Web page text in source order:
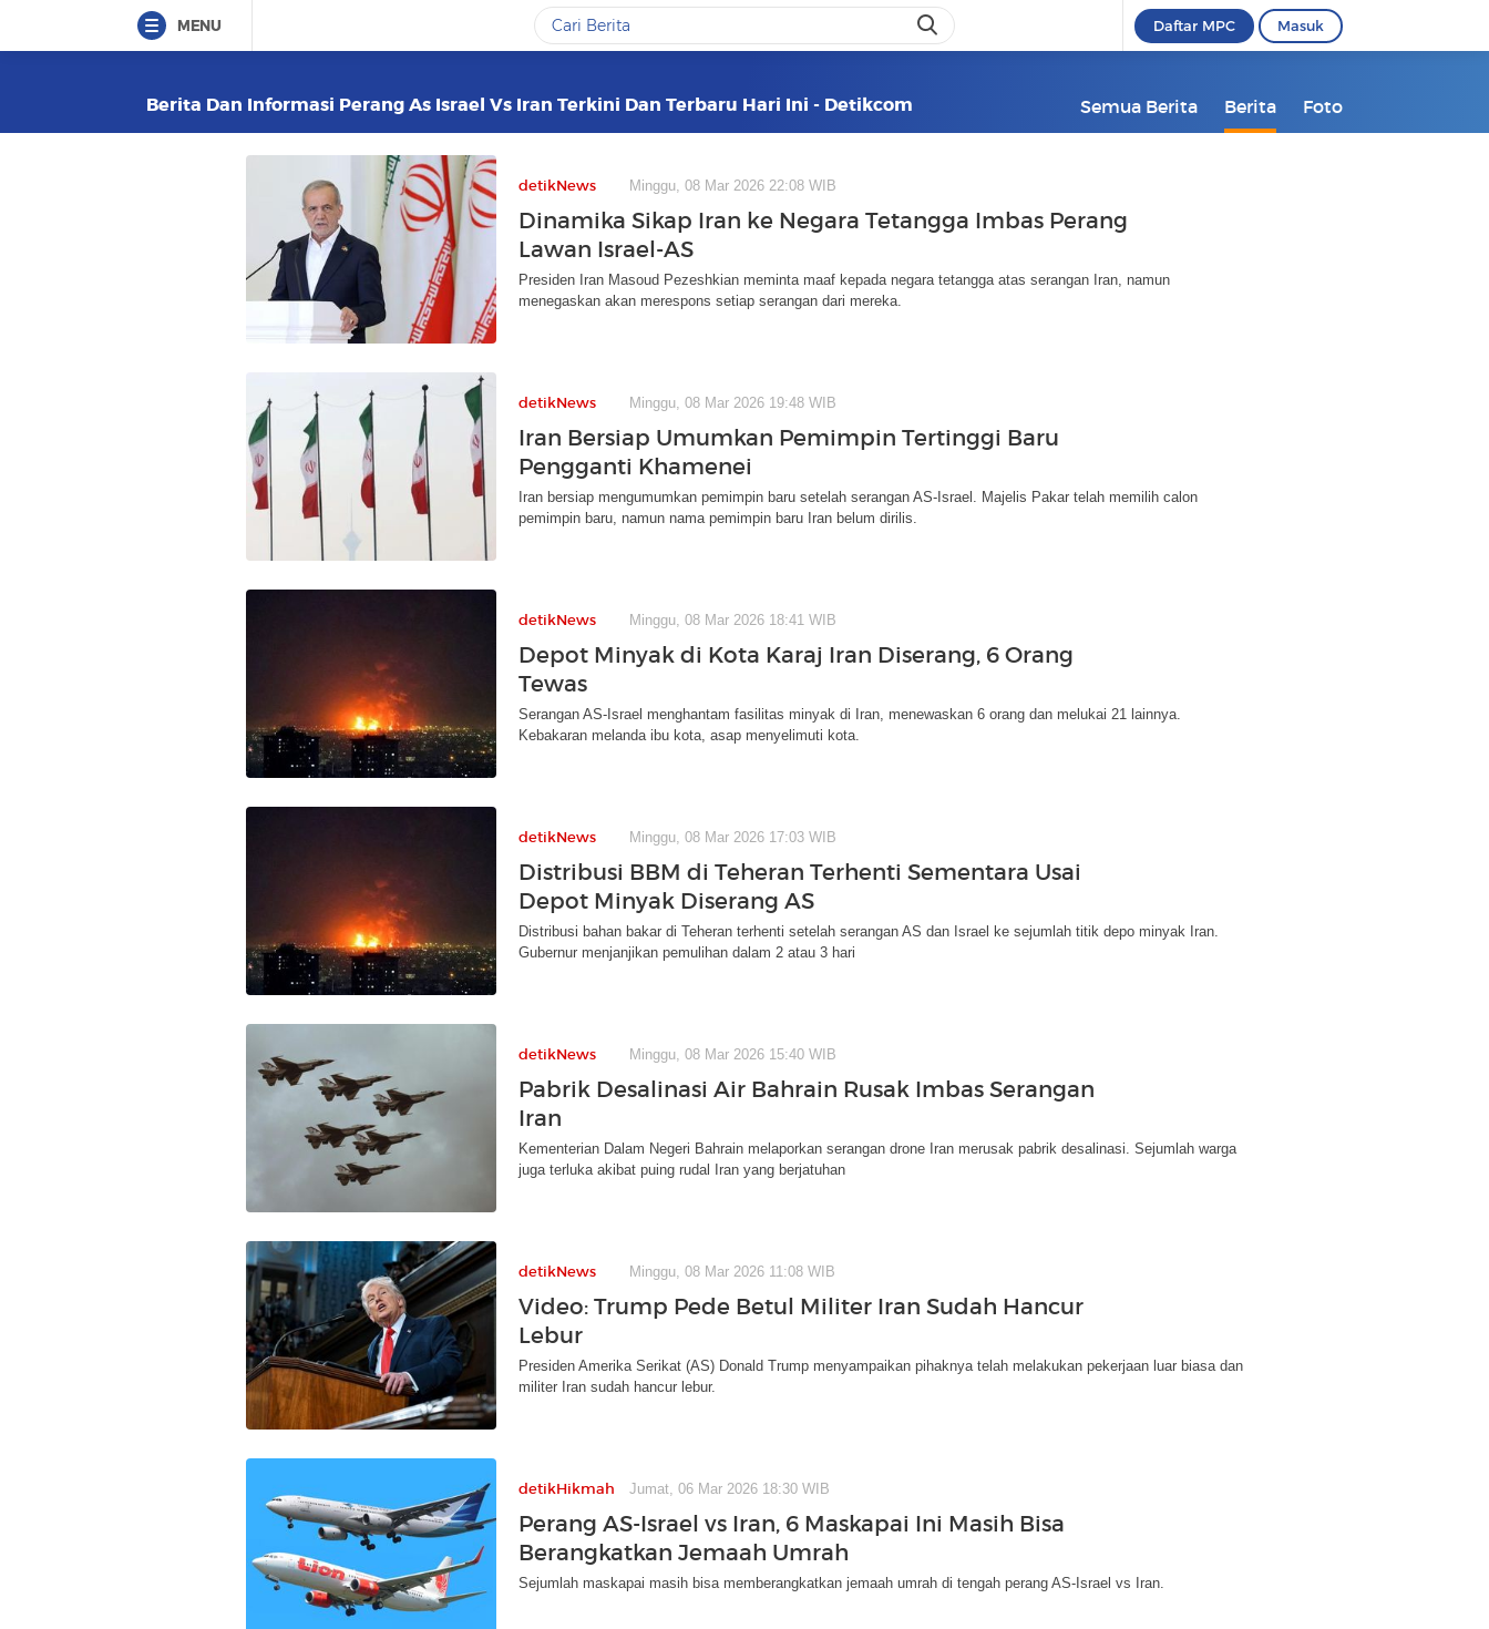
MENU Daftar MPC Masuk
Berita Dan Informasi Perang As Israel Vs Iran Terkini Dan Terbaru Hari Ini - Detikcom Semua Berita Berita Foto
detikNews Minggu, 08 Mar 2026 22:08 WIB
Dinamika Sikap Iran ke Negara Tetangga Imbas Perang
Lawan Israel-AS
Presiden Iran Masoud Pezeshkian meminta maaf kepada negara tetangga atas serangan Iran, namun
menegaskan akan merespons setiap serangan dari mereka.
detikNews Minggu, 08 Mar 2026 19:48 WIB
Iran Bersiap Umumkan Pemimpin Tertinggi Baru
Pengganti Khamenei
Iran bersiap mengumumkan pemimpin baru setelah serangan AS-Israel. Majelis Pakar telah memilih calon
pemimpin baru, namun nama pemimpin baru Iran belum dirilis.
detikNews Minggu, 08 Mar 2026 18:41 WIB
Depot Minyak di Kota Karaj Iran Diserang, 6 Orang
Tewas
Serangan AS-Israel menghantam fasilitas minyak di Iran, menewaskan 6 orang dan melukai 21 lainnya.
Kebakaran melanda ibu kota, asap menyelimuti kota.
detikNews Minggu, 08 Mar 2026 17:03 WIB
Distribusi BBM di Teheran Terhenti Sementara Usai
Depot Minyak Diserang AS
Distribusi bahan bakar di Teheran terhenti setelah serangan AS dan Israel ke sejumlah titik depo minyak Iran.
Gubernur menjanjikan pemulihan dalam 2 atau 3 hari
detikNews Minggu, 08 Mar 2026 15:40 WIB
Pabrik Desalinasi Air Bahrain Rusak Imbas Serangan
Iran
Kementerian Dalam Negeri Bahrain melaporkan serangan drone Iran merusak pabrik desalinasi. Sejumlah warga
juga terluka akibat puing rudal Iran yang berjatuhan
detikNews Minggu, 08 Mar 2026 11:08 WIB
Video: Trump Pede Betul Militer Iran Sudah Hancur
Lebur
Presiden Amerika Serikat (AS) Donald Trump menyampaikan pihaknya telah melakukan pekerjaan luar biasa dan
militer Iran sudah hancur lebur.
detikHikmah Jumat, 06 Mar 2026 18:30 WIB
Perang AS-Israel vs Iran, 6 Maskapai Ini Masih Bisa
Berangkatkan Jemaah Umrah
Sejumlah maskapai masih bisa memberangkatkan jemaah umrah di tengah perang AS-Israel vs Iran.